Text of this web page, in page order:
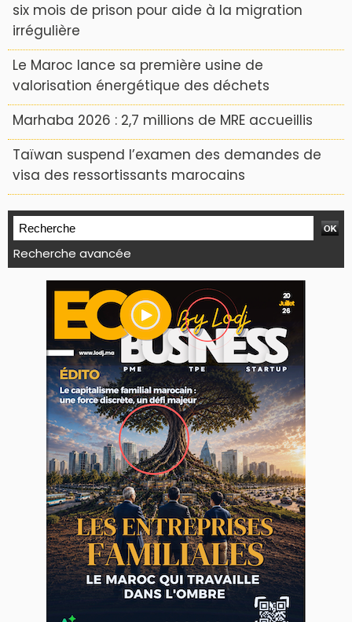
six mois de prison pour aide à la migration
irrégulière
Le Maroc lance sa première usine de
valorisation énergétique des déchets
Marhaba 2026 : 2,7 millions de MRE accueillis
Taïwan suspend l’examen des demandes de
visa des ressortissants marocains
Recherche avancée